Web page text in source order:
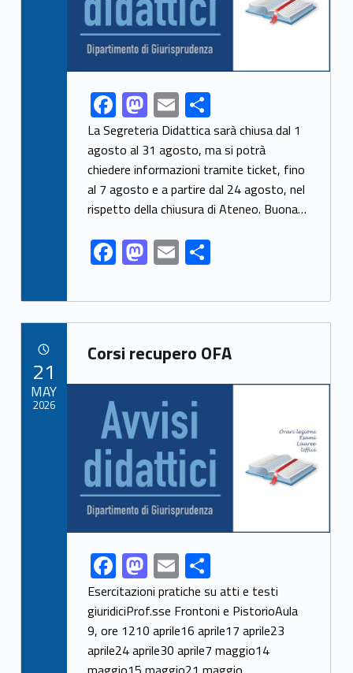
Link identifier share facebook archive #share-link-archive-39880F
ac
e
b
o
o
k
M
as
to
d
o
n
E
m
ai
l
S
h
ar
e
La Segreteria Didattica sarà chiusa dal 1
agosto al 31 agosto, ma si potrà
chiedere informazioni tramite ticket, fino
al 7 agosto e a partire dal 24 agosto, nel
rispetto della chiusura di Ateneo. Buona…
F
ac
e
b
o
o
k
M
as
to
d
o
n
E
m
ai
l
S
h
ar
e
Link identifier archive #link-archive-13047
Corsi recupero OFA
Link identifier archive #link-archive-thumb-soap-69897
Link identifier share facebook archive #share-link-archive-56535F
ac
e
b
M
as
to
d
E
m
ai
l
S
h
ar
e
Esercitazioni pratiche su atti e testi
giuridiciProf.sse Frontoni e PistorioAula
9, ore 1210 aprile16 aprile17 aprile23
aprile24 aprile30 aprile7 maggio14
21
MAY
2026